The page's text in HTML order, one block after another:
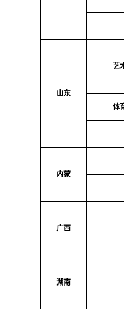
山东
艺
体
内蒙
广西
湖南